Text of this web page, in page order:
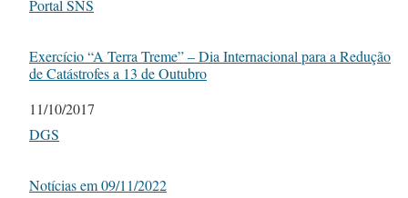
In relation to
Portal SNS
Exercício “A Terra Treme” – Dia Internacional para a Redução
de Catástrofes a 13 de Outubro
Date
11/10/2017
In relation to
DGS
Notícias em 09/11/2022